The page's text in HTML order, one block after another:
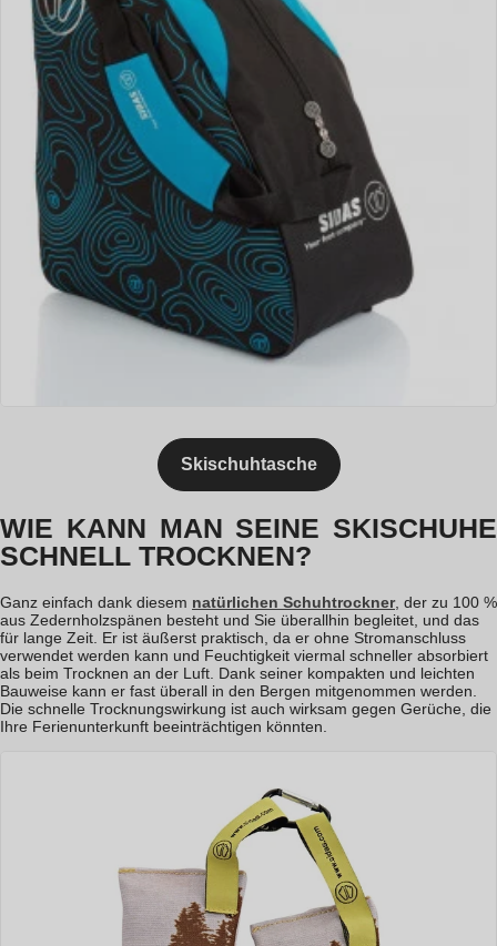
Skischuhtasche
WIE KANN MAN SEINE SKISCHUHE
SCHNELL TROCKNEN?
Ganz einfach dank diesem natürlichen Schuhtrockner, der zu 100 %
aus Zedernholzspänen besteht und Sie überallhin begleitet, und das
für lange Zeit. Er ist äußerst praktisch, da er ohne Stromanschluss
verwendet werden kann und Feuchtigkeit viermal schneller absorbiert
als beim Trocknen an der Luft. Dank seiner kompakten und leichten
Bauweise kann er fast überall in den Bergen mitgenommen werden.
Die schnelle Trocknungswirkung ist auch wirksam gegen Gerüche, die
Ihre Ferienunterkunft beeinträchtigen könnten.